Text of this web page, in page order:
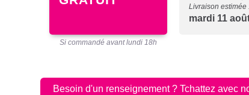
Si commandé avant lundi 18h
Livraison estimée
mardi 11
Besoin d'un renseignement ? Tchattez avec